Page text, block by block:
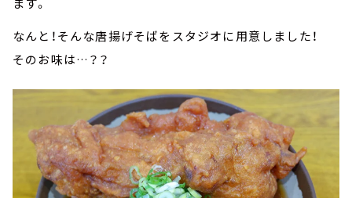
なんと！そんな唐揚げそばをスタジオに用意しました！
そのお味は…？？